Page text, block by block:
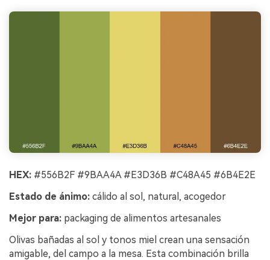
HEX: #556B2F #9BAA4A #E3D36B #C48A45 #6B4E2E
Estado de ánimo: cálido al sol, natural, acogedor
Mejor para: packaging de alimentos artesanales
Olivas bañadas al sol y tonos miel crean una sensación
amigable, del campo a la mesa. Esta combinación brilla